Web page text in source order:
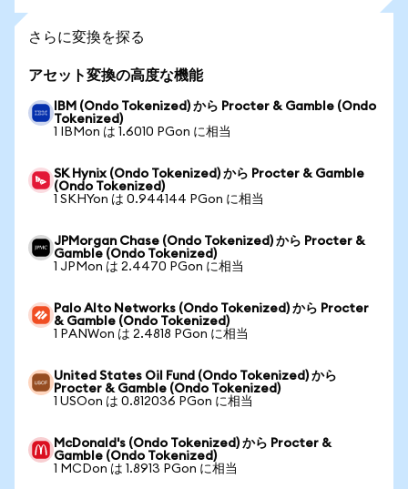
さらに変換を探る
アセット変換の高度な機能
IBM (Ondo Tokenized) から Procter & Gamble (Ondo
Tokenized)
1 IBMon は 1.6010 PGon に相当
SK Hynix (Ondo Tokenized) から Procter & Gamble
(Ondo Tokenized)
1 SKHYon は 0.944144 PGon に相当
JPMorgan Chase (Ondo Tokenized) から Procter &
Gamble (Ondo Tokenized)
1 JPMon は 2.4470 PGon に相当
Palo Alto Networks (Ondo Tokenized) から Procter
& Gamble (Ondo Tokenized)
1 PANWon は 2.4818 PGon に相当
United States Oil Fund (Ondo Tokenized) から
Procter & Gamble (Ondo Tokenized)
1 USOon は 0.812036 PGon に相当
McDonald's (Ondo Tokenized) から Procter &
Gamble (Ondo Tokenized)
1 MCDon は 1.8913 PGon に相当